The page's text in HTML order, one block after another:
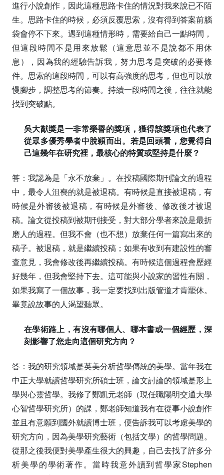
進行小說創作，因此這種思路卡住的情況對我來說已不陌
生。思路卡住的時候，必須反覆思索，沒有得到答案前腦
袋會停不下來。遇到這種情形時，需要給自己一點時間，
但這段時間不是用來放鬆（這意思並不是說都不用休
息），因為我的經驗告訴我，努力思考是突破的必要條
件。思索的這段時間，可以有高強度的思考，但也可以放
慢腳步，調整思考的節奏。持續一段時間之後，往往就能
找到突破點。
吳大猷獎是一非常榮譽的獎項，獲得該獎項也代表了
從眾多優秀學者中脫穎而出。若是回頭看，您覺得自
己這幾年在研究裡，最核心的特質或堅持是什麼？
答：我認為是「永不放棄」。在投稿國際期刊論文的過程
中，最令人沮喪的就是被退稿。有時候是直接被退稿，有
時候是外審後被退稿，有時候是外審後、修改後才被退
稿。論文從投稿到被期刊接受，對大部分學者來說是最折
磨人的過程。但我不會（也不想）放棄任何一篇寫出來的
稿子。被退稿，就是繼續投稿；如果有收到有建設性的審
查意見，我會修改後再繼續投稿。有時候這個過程會歷經
好幾年，但我會堅持下去。這可能與小說家的習性有關，
如果我寫了一個故事，我一定要找到出版管道才肯罷休。
畢竟說故事的人渴望聽眾。
在學術路上，有沒有哪個人、哪本書或一個經歷，深
刻影響了您走向這個研究方向？
答：我的研究領域是英美分析哲學傳統的美學。當年我在
中正大學就讀哲學研究所碩士班，論文討論的領域是形上
學與心靈哲學。我修了鄭凱元老師（現任職陽明交通大學
心智哲學研究所）的課，鄭老師知道我有在從事小說創作
並且有意願到國外就讀博士班，便告訴我可以考慮美學的
研究方向，因為美學研究藝術（包括文學）的哲學問題。
從那之後我便對美學產生很大的興趣，自己去找了許多分
析美學的學術著作。當時我意外讀到哲學家Stephen